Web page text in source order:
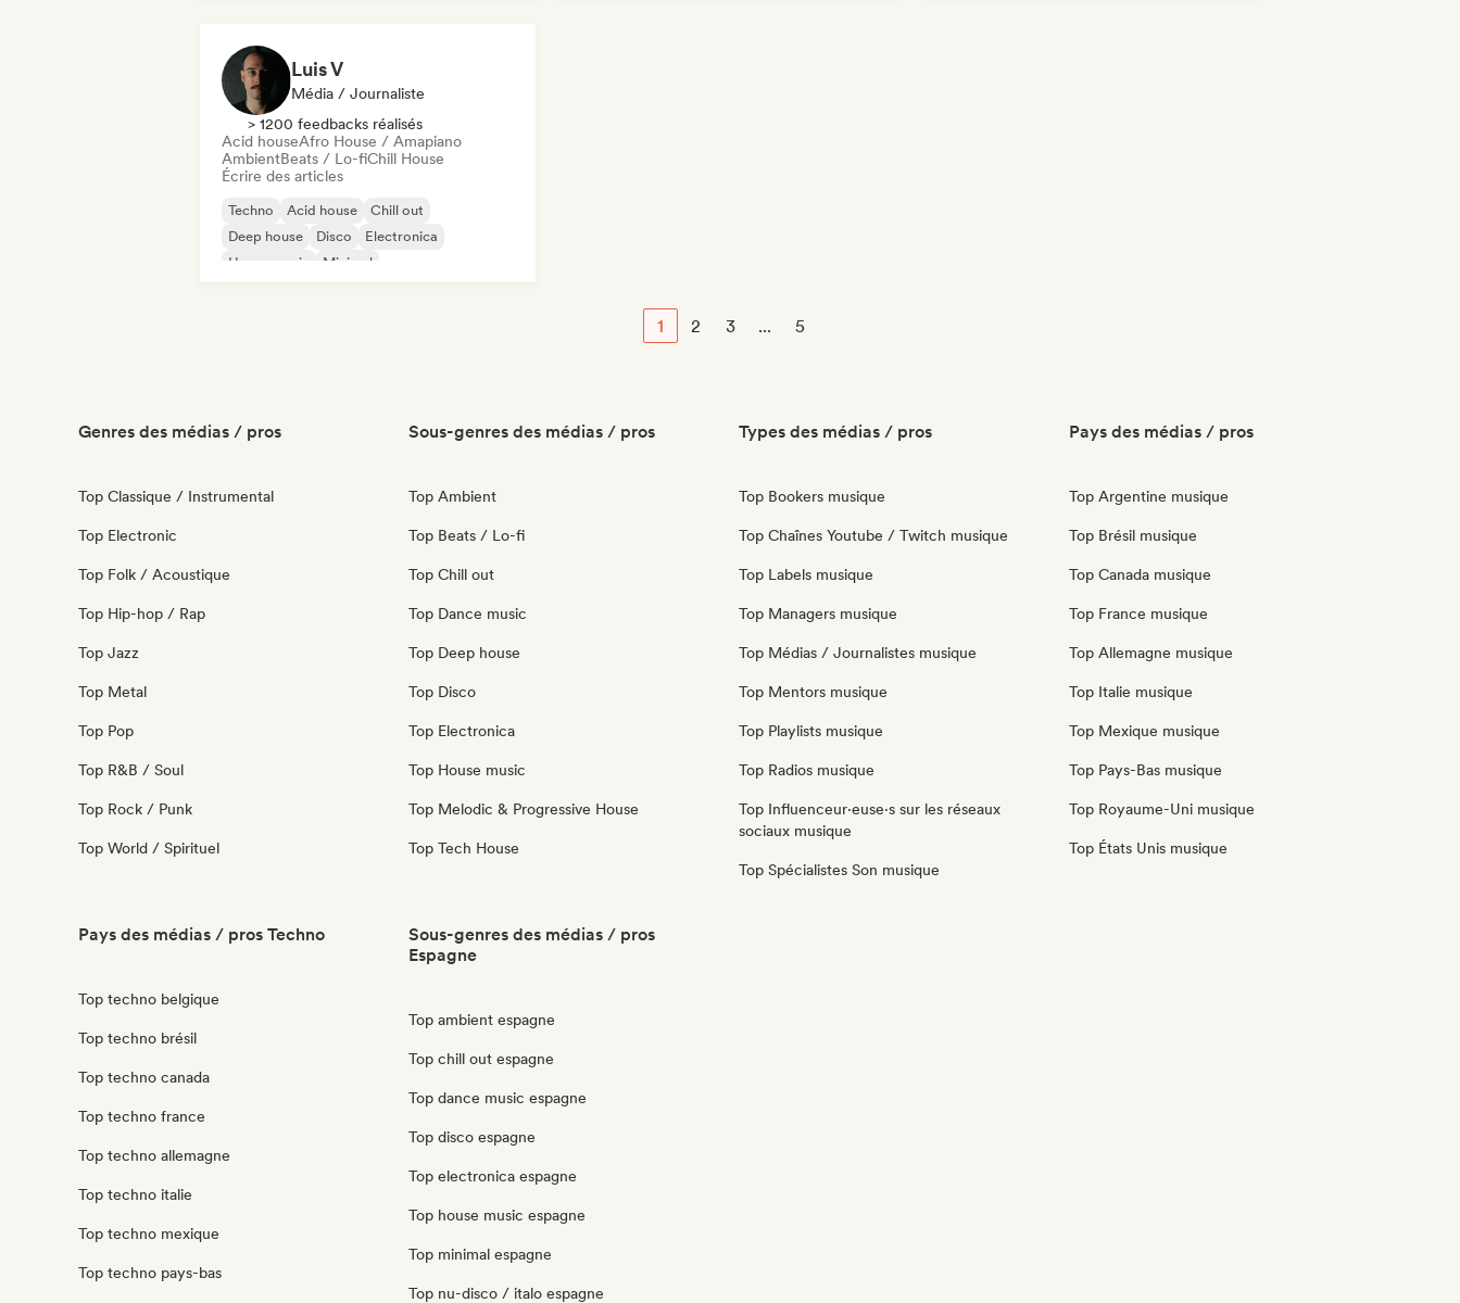
Luis V
Média / Journaliste
> 1200 feedbacks réalisés
Acid houseAfro House / Amapiano
AmbientBeats / Lo-fiChill House
Écrire des articles
Techno Acid house
Chill out
Deep house
Disco
Electronica
House music
Minimal
1 2 3 ... 5
Genres des médias / pros
Top Classique / Instrumental
Top Electronic
Top Folk / Acoustique
Top Hip-hop / Rap
Top Jazz
Top Metal
Top Pop
Top R&B / Soul
Top Rock / Punk
Top World / Spirituel
Sous-genres des médias / pros
Top Ambient
Top Beats / Lo-fi
Top Chill out
Top Dance music
Top Deep house
Top Disco
Top Electronica
Top House music
Top Melodic & Progressive House
Top Tech House
Types des médias / pros
Top Bookers musique
Top Chaînes Youtube / Twitch musique
Top Labels musique
Top Managers musique
Top Médias / Journalistes musique
Top Mentors musique
Top Playlists musique
Top Radios musique
Top Influenceur·euse·s sur les réseaux
sociaux musique
Top Spécialistes Son musique
Pays des médias / pros
Top Argentine musique
Top Brésil musique
Top Canada musique
Top France musique
Top Allemagne musique
Top Italie musique
Top Mexique musique
Top Pays-Bas musique
Top Royaume-Uni musique
Top États Unis musique
Pays des médias / pros Techno
Top techno belgique
Top techno brésil
Top techno canada
Top techno france
Top techno allemagne
Top techno italie
Top techno mexique
Top techno pays-bas
Sous-genres des médias / pros
Espagne
Top ambient espagne
Top chill out espagne
Top dance music espagne
Top disco espagne
Top electronica espagne
Top house music espagne
Top minimal espagne
Top nu-disco / italo espagne